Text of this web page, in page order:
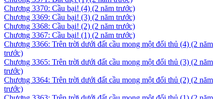
Chương 3370: Cầu bại! (4) (2 năm trước)
Chương 3369: Cầu bại! (3) (2 năm trước)
Chương 3368: Cầu bại! (2) (2 năm trước)
Chương 3367: Cầu bại! (1) (2 năm trước)
Chương 3366: Trên trời dưới đất cầu mong một đối thủ (4) (2 năm
trước)
Chương 3365: Trên trời dưới đất cầu mong một đối thủ (3) (2 năm
trước)
Chương 3364: Trên trời dưới đất cầu mong một đối thủ (2) (2 năm
trước)